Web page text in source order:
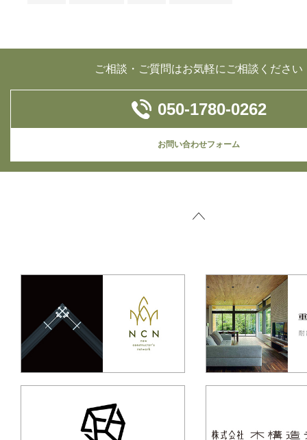
ご相談・ご質問はお気軽にご相談ください
050-1780-0262
お問い合わせフォーム